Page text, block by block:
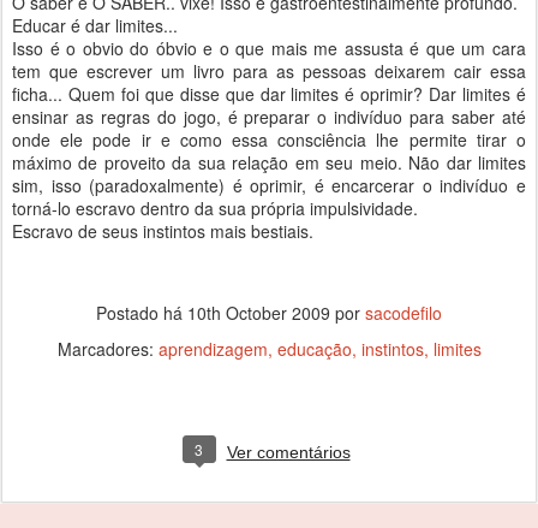
Educar é dar limites...
Isso é o obvio do óbvio e o que mais me assusta é que um cara
tem que escrever um livro para as pessoas deixarem cair essa
ficha... Quem foi que disse que dar limites é oprimir? Dar limites é
ensinar as regras do jogo, é preparar o indivíduo para saber até
onde ele pode ir e como essa consciência lhe permite tirar o
máximo de proveito da sua relação em seu meio. Não dar limites
sim, isso (paradoxalmente) é oprimir, é encarcerar o indivíduo e
torná-lo escravo dentro da sua própria impulsividade.
Escravo de seus instintos mais bestiais.
Postado há 10th October 2009 por sacodefilo
Marcadores: aprendizagem educação instintos limites
3 Ver comentários